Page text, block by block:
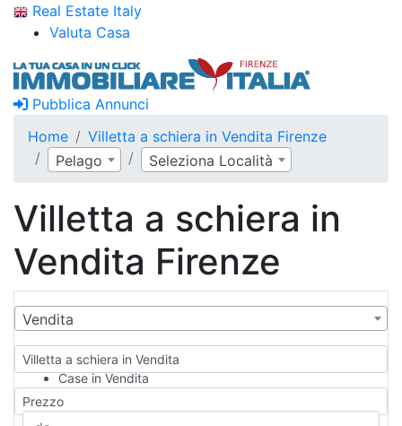
Real Estate Italy
Valuta Casa
Pubblica Annunci
Home
Villetta a schiera in Vendita Firenze
Pelago
Seleziona Località
Villetta a schiera in
Vendita Firenze
Vendita
Villetta a schiera in Vendita
Case in Vendita
Qualsiasi
Appartamento
Prezzo